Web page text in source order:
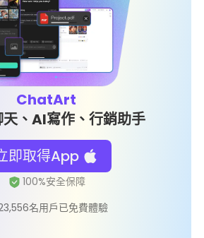
ChatArt
、AI寫作、行銷助手
即取得App
名用戶已免費體驗